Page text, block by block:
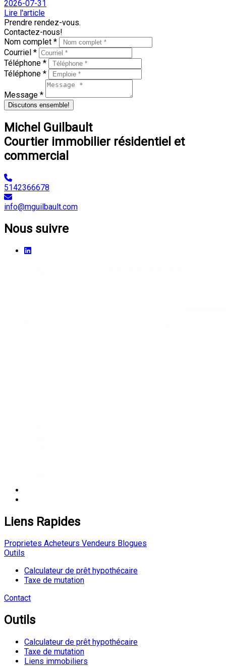
2026-07-31
Lire l'article
Prendre rendez-vous.
Contactez-nous!
Nom complet *
Courriel *
Téléphone *
Téléphone *
Message *
Discutons ensemble!
Michel Guilbault
Courtier immobilier résidentiel et
commercial
5142366678
info@mguilbault.com
Nous suivre
Liens Rapides
Proprietes Acheteurs Vendeurs Blogues
Outils
Calculateur de prêt hypothécaire
Taxe de mutation
Contact
Outils
Calculateur de prêt hypothécaire
Taxe de mutation
Liens immobiliers